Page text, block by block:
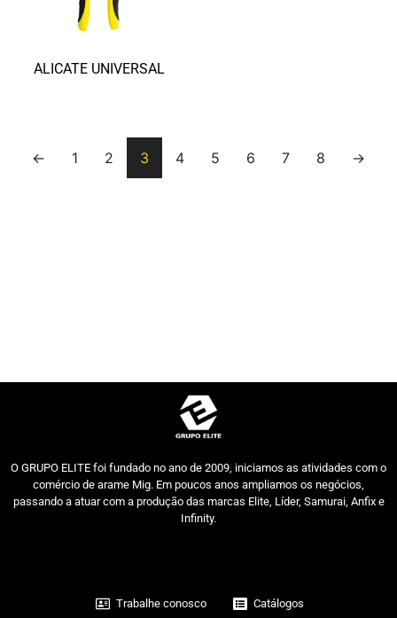
ALICATE UNIVERSAL
← 1 2 3 4 5 6 7 8 →
O GRUPO ELITE foi fundado no ano de 2009, iniciamos as atividades com o
comércio de arame Mig. Em poucos anos ampliamos os negócios,
passando a atuar com a produção das marcas Elite, Líder, Samurai, Anfix e
Infinity.
Trabalhe conosco Catálogos